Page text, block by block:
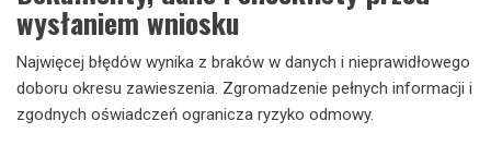
wysłaniem wniosku
Najwięcej błędów wynika z braków w danych i nieprawidłowego
doboru okresu zawieszenia. Zgromadzenie pełnych informacji i
zgodnych oświadczeń ogranicza ryzyko odmowy.